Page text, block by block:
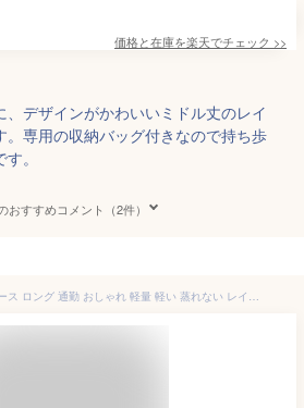
価格と在庫を楽天でチェック >>
、デザインがかわいいミドル丈のレイ
。専用の収納バッグ付きなので持ち歩
。
おすすめコメント（2件）
レイン コート レディース ロング 通勤 おしゃれ 軽量 軽い 蒸れない レインパーカー 防水 自転車 通学 アウトドア 撥水 コート レインウェア 100 雨具 大きいサイズ 前開き かわいい ブランド ネイビー ホワイト ブルー 白 水色 超撥水 フード付き コンパクト 収納袋 付き